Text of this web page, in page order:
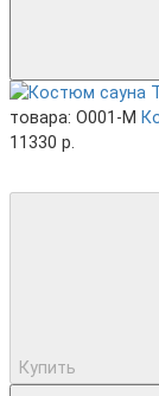
товара: O001-M
11330 р.
Купить